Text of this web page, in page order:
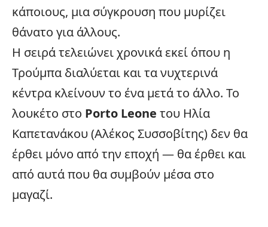
κάποιους, μια σύγκρουση που μυρίζει
θάνατο για άλλους.
Η σειρά τελειώνει χρονικά εκεί όπου η
Τρούμπα διαλύεται και τα νυχτερινά
κέντρα κλείνουν το ένα μετά το άλλο. Το
λουκέτο στο Porto Leone του Ηλία
Καπετανάκου (Αλέκος Συσσοβίτης) δεν θα
έρθει μόνο από την εποχή — θα έρθει και
από αυτά που θα συμβούν μέσα στο
μαγαζί.